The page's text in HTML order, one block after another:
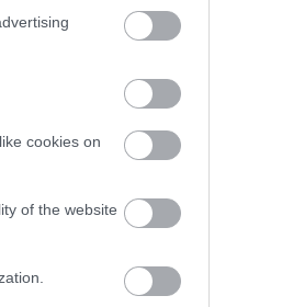
cookies on
of the website